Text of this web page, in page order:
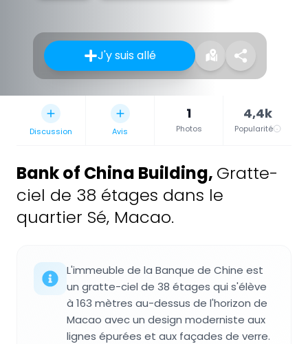
J'y suis allé
Discussion Avis
1
Photos
4,4k
Popularité
Bank of China Building, Gratte-
ciel de 38 étages dans le
quartier Sé, Macao.
L'immeuble de la Banque de Chine est
un gratte-ciel de 38 étages qui s'élève
à 163 mètres au-dessus de l'horizon de
Macao avec un design moderniste aux
lignes épurées et aux façades de verre.